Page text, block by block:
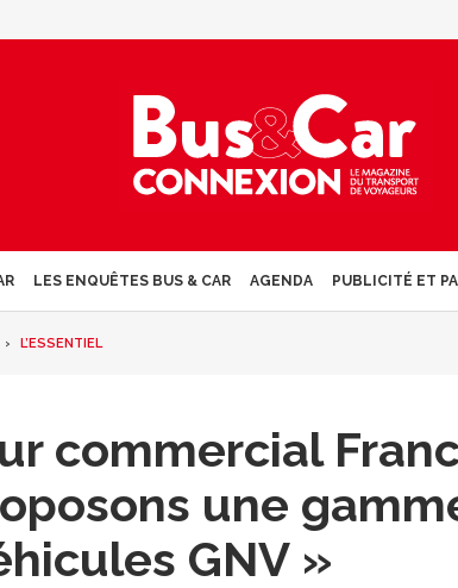
LES ENQUÊTES BUS & CAR AGENDA PUBLICITÉ ET
L’ESSENTIEL
commercial
une
GNV »